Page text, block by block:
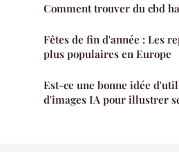
Comment trouver du cbd
Fêtes de fin d'année : Les
plus populaires en Europe
Est-ce une bonne idée
d'images IA pour illustrer